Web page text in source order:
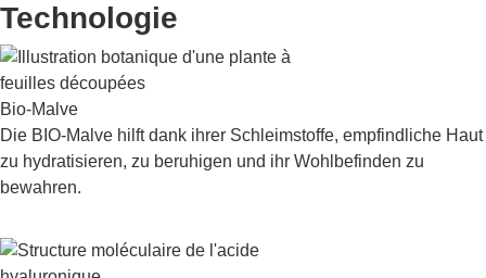
Technologie
Bio-Malve
Die BIO-Malve hilft dank ihrer Schleimstoffe, empfindliche Haut
zu hydratisieren, zu beruhigen und ihr Wohlbefinden zu
bewahren.